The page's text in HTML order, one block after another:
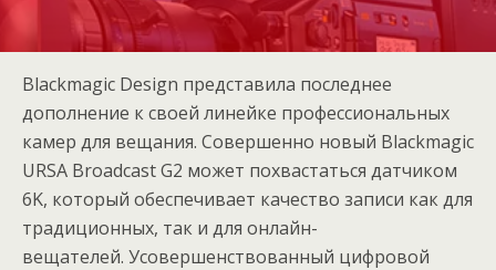
Blackmagic Design представила последнее
дополнение к своей линейке профессиональных
камер для вещания. Совершенно новый Blackmagic
URSA Broadcast G2 может похвастаться датчиком
6K, который обеспечивает качество записи как для
традиционных, так и для онлайн-
вещателей. Усовершенствованный цифровой